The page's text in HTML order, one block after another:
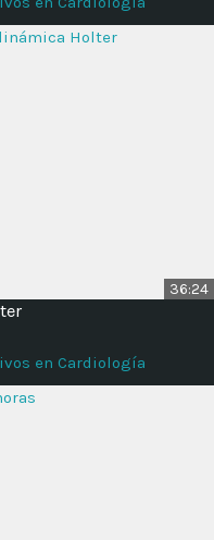
36:24
en Cardiología